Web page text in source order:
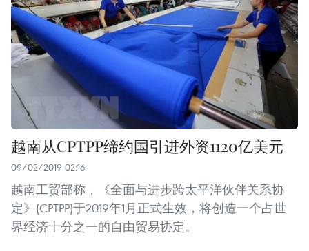
越南从CPTPP缔约国引进外资1120亿美元
09/02/2019 02:16
越南工贸部称，《全面与进步跨太平洋伙伴关系协
定》(CPTPP)于2019年1月正式生效，将创造一个占世
界经济十分之一的自由贸易协定。